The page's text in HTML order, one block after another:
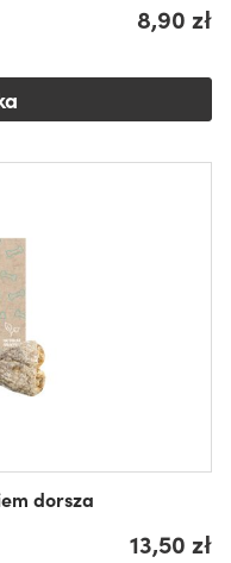
8,90 zł
dorsza
13,50 zł